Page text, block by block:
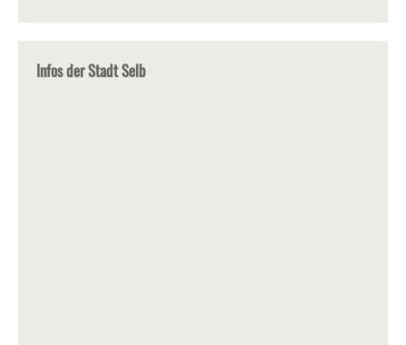
Infos der Stadt Selb